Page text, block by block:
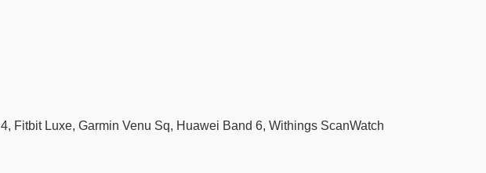
Fitbit Luxe, Garmin Venu Sq, Huawei Band 6, Withings ScanWatch